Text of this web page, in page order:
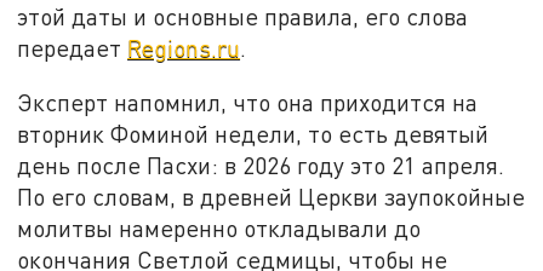
этой даты и основные правила, его слова
передает Regions.ru.
Эксперт напомнил, что она приходится на
вторник Фоминой недели, то есть девятый
день после Пасхи: в 2026 году это 21 апреля.
По его словам, в древней Церкви заупокойные
молитвы намеренно откладывали до
окончания Светлой седмицы, чтобы не